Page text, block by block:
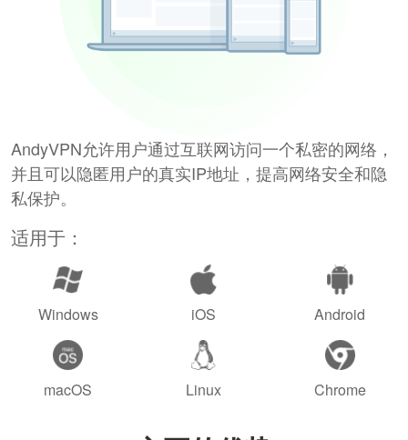
AndyVPN允许用户通过互联网访问一个私密的网络，
并且可以隐匿用户的真实IP地址，提高网络安全和隐
私保护。
适用于：
Windows iOS Android
macOS Linux Chrome